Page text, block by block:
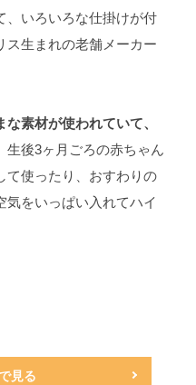
、いろいろな仕掛けが付
ス生まれの老舗メーカー
素材が使われていて、
生後3ヶ月ごろの赤ちゃん
て使ったり、おすわりの
気をいっぱい入れてハイ
見る